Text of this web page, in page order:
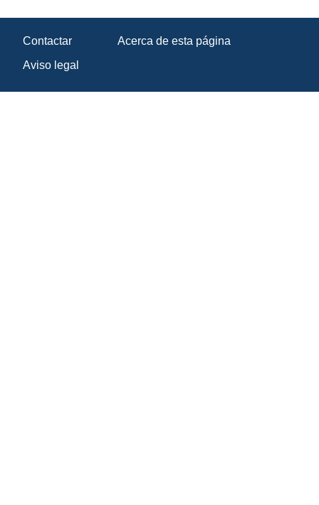
Contactar
Acerca de esta página
Aviso legal